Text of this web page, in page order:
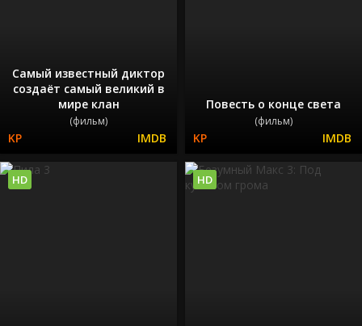
Самый известный диктор
создаёт самый великий в
мире клан
(фильм)
Повесть о конце света
(фильм)
HD HD